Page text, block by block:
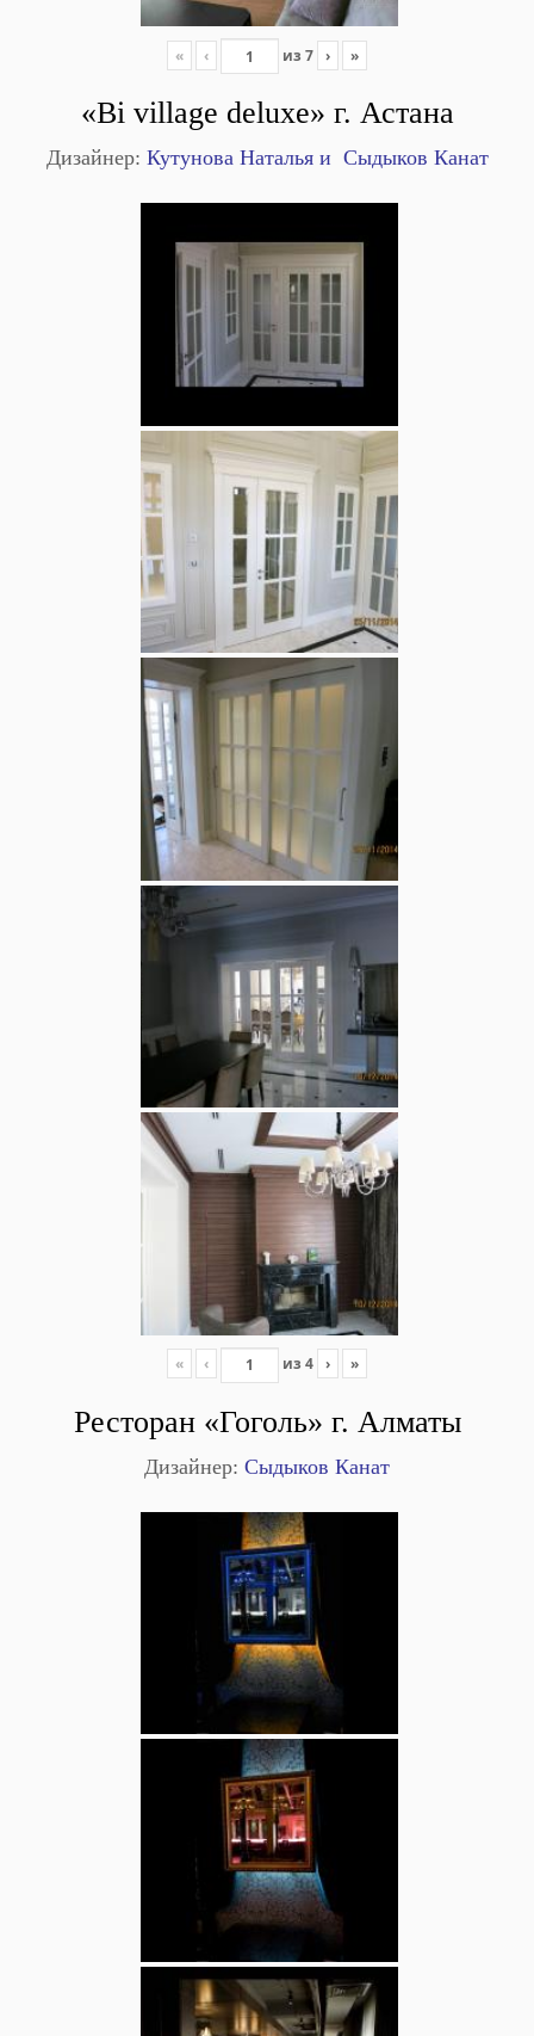
« ‹ из 7 › »
«Bi village deluxe» г. Астана
Дизайнер: Кутунова Наталья и Сыдыков Канат
« ‹ из 4 › »
Ресторан «Гоголь» г. Алматы
Дизайнер: Сыдыков Канат